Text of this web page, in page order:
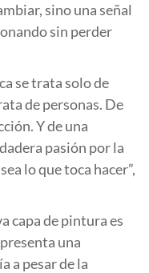
sino una señal
sin perder
se trata solo de
de personas. De
Y de una
pasión por la
lo que toca hacer”,
capa de pintura es
una
a pesar de la